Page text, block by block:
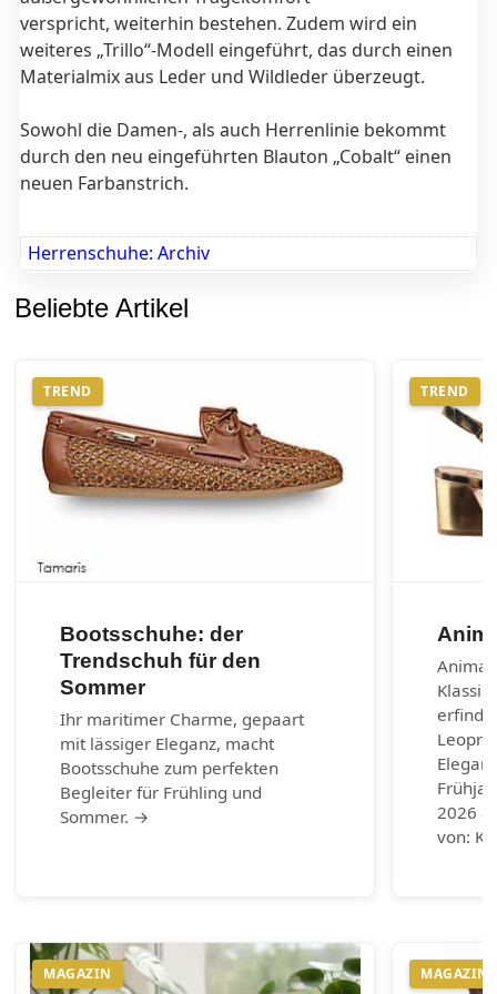
verspricht, weiterhin bestehen. Zudem wird ein
weiteres „Trillo“-Modell eingeführt, das durch einen
Materialmix aus Leder und Wildleder überzeugt.
Sowohl die Damen-, als auch Herrenlinie bekommt
durch den neu eingeführten Blauton „Cobalt“ einen
neuen Farbanstrich.
Herrenschuhe: Archiv
Beliebte Artikel
TREND
Bootsschuhe: der
Trendschuh für den
Sommer
Ihr maritimer Charme, gepaart
mit lässiger Eleganz, macht
Bootsschuhe zum perfekten
Begleiter für Frühling und
Sommer. →
TREND
2026
von:
MAGAZIN MAGAZIN